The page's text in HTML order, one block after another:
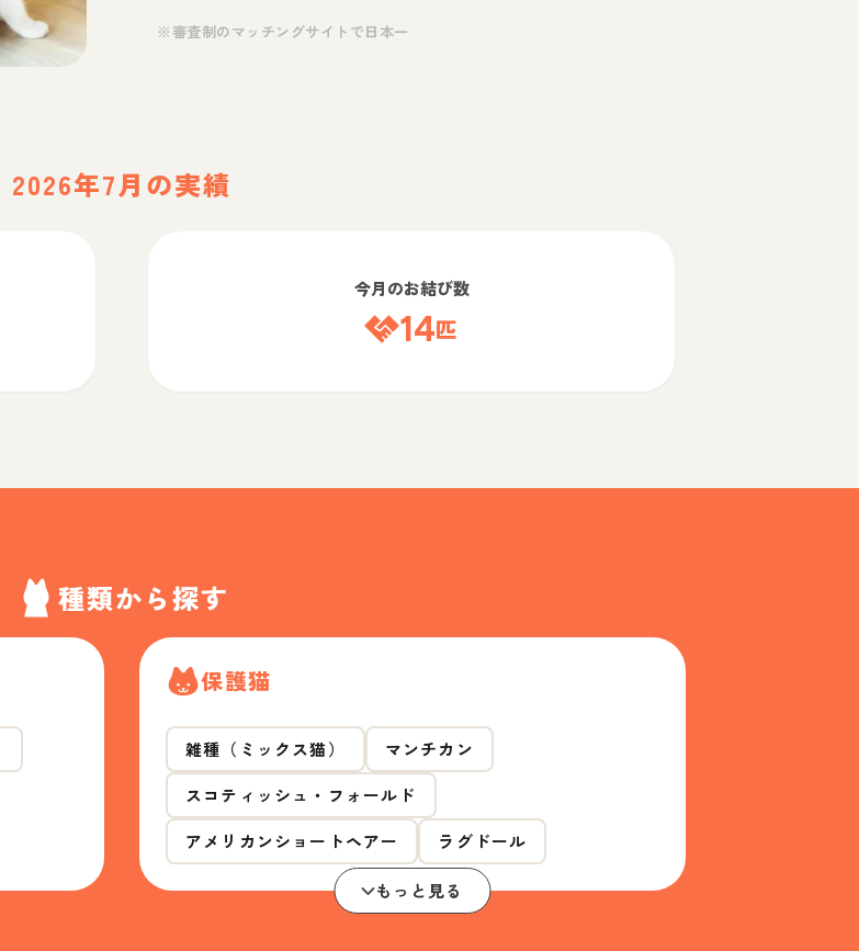
※審査制のマッチングサイトで日本一
2026年7月の実績
今月のお結び数
14匹
種類から探す
保護猫
雑種（ミックス猫）
マンチカン
スコティッシュ・フォールド
アメリカンショートヘアー
ラグドール
もっと見る